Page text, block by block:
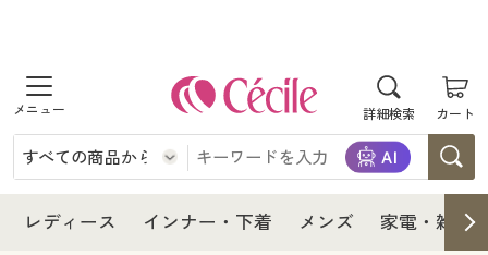
詳細検索 カート
商品を探す
レディース
インナー・下着
レディース インナー・下着 メンズ 家電・雑貨
レディース
レディース通販すべて
レディースファッション
インナー・下着
インナー・下着通販すべて
メンズ